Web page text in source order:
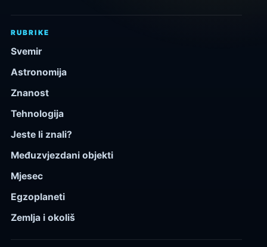
RUBRIKE
Svemir
Astronomija
Znanost
Tehnologija
Jeste li znali?
Međuzvjezdani objekti
Mjesec
Egzoplaneti
Zemlja i okoliš